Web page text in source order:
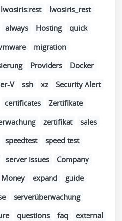
lwosiris:rest
lwosiris_rest
always Hosting
quick
migration
Providers
Docker
V ssh xz
Security Alert
certificates
Zertifikate
zertifikat
sales
speedtest
speed test
server issues
Company
Money expand
guide
serverüberwachung
questions faq
external